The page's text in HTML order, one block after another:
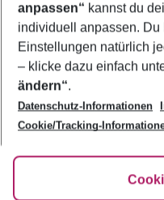
Footer
Footer navigation
Über uns
AGB
Bestpreisgarantie
Cookie-Einstellungen
Cookie-Richtlinie
Agenturbetreuung
Barrierefreies Reisen
HanseMerkur
Folge uns
anpassen“ kannst du
individuell anpassen.
Einstellungen natürlich
– klicke dazu einfach
ändern“.
Datenschutz-Informationen
Cookie/Tracking-